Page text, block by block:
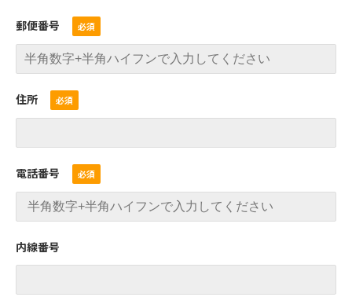
郵便番号
住所
電話番号
内線番号